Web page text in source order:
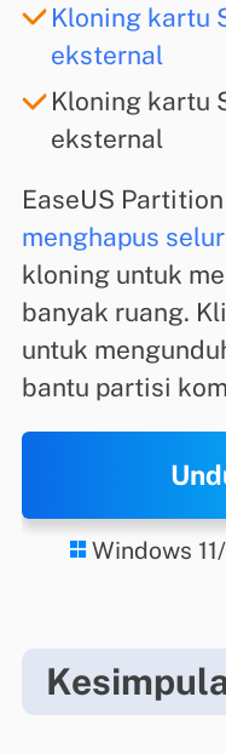
Kloning kartu
eksternal
Kloning kartu
eksternal
EaseUS
menghapus
kloning untuk
banyak ruang.
untuk
bantu partisi
 Windows